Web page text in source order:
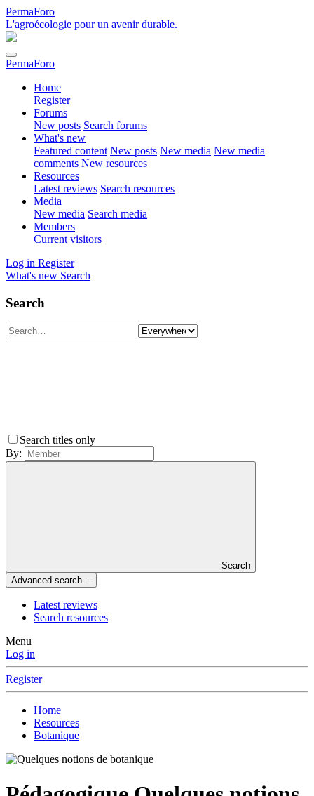
PermaForo
L'agroécologie pour un avenir durable.
PermaForo
Home
Register
Forums
New posts Search forums
What's new
Featured content New posts New media New media
comments New resources
Resources
Latest reviews Search resources
Media
New media Search media
Members
Current visitors
Log in Register
What's new Search
Search
Search titles only
By:
Search
Advanced search…
Latest reviews
Search resources
Menu
Log in
Register
Home
Resources
Botanique